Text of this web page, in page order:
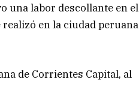
una labor descollante en el
en la ciudad peruana
de Corrientes Capital, al